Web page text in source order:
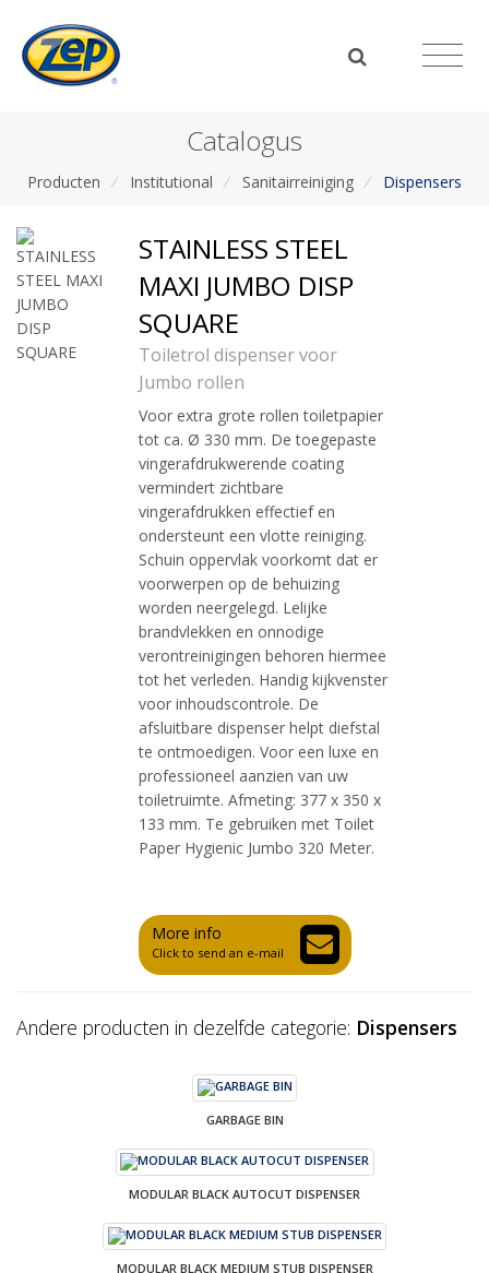
Catalogus
Producten / Institutional / Sanitairreiniging / Dispensers
STAINLESS STEEL
MAXI JUMBO DISP
SQUARE
Toiletrol dispenser voor
Jumbo rollen
Voor extra grote rollen toiletpapier
tot ca. Ø 330 mm. De toegepaste
vingerafdrukwerende coating
vermindert zichtbare
vingerafdrukken effectief en
ondersteunt een vlotte reiniging.
Schuin oppervlak voorkomt dat er
voorwerpen op de behuizing
worden neergelegd. Lelijke
brandvlekken en onnodige
verontreinigingen behoren hiermee
tot het verleden. Handig kijkvenster
voor inhoudscontrole. De
afsluitbare dispenser helpt diefstal
te ontmoedigen. Voor een luxe en
professioneel aanzien van uw
toiletruimte. Afmeting: 377 x 350 x
133 mm. Te gebruiken met Toilet
Paper Hygienic Jumbo 320 Meter.
More info
Click to send an e-mail
Andere producten in dezelfde categorie: Dispensers
GARBAGE BIN
MODULAR BLACK AUTOCUT DISPENSER
MODULAR BLACK MEDIUM STUB DISPENSER